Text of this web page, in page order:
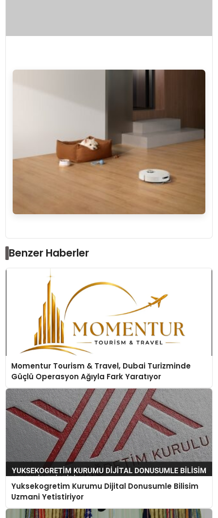
Benzer Haberler
Momentur Tourism & Travel, Dubai Turizminde
Güçlü Operasyon Ağıyla Fark Yaratıyor
Yuksekogretim Kurumu Dijital Donusumle Bilisim
Uzmani Yetistiriyor